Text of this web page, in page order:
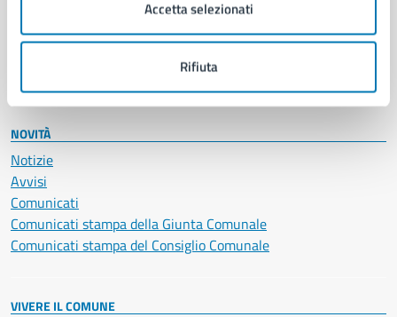
Accetta selezionati
Rifiuta
Salute, benessere e assistenza
Servizi Cimiteriali
NOVITÀ
Notizie
Avvisi
Comunicati
Comunicati stampa della Giunta Comunale
Comunicati stampa del Consiglio Comunale
VIVERE IL COMUNE